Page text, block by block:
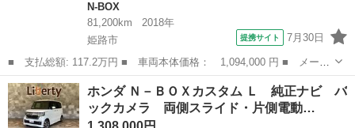
N-BOX
81,200km
2018年
姫路市
提携サイト 7月30日
■ 支払総額: 117.2万円 ■ 車両本体価格： 1,094,000 円 ■ メーカ
ー名： ホンダ ■ 車種名： Ｎ－ＢＯＸカスタム ■ グレード
名： Ｇ・Ｌホンダセンシング 純正ＳＤナビ バックカメラ 衝突
軽減システム...
兵庫 姫路市 N-BOX
ホンダ Ｎ－ＢＯＸカスタム Ｌ 純正ナビ バ
ックカメラ 両側スライド・片側電動…